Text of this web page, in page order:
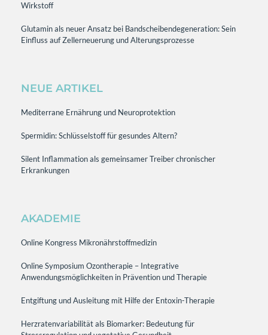
Wirkstoff
Glutamin als neuer Ansatz bei Bandscheibendegeneration: Sein
Einfluss auf Zellerneuerung und Alterungsprozesse
NEUE ARTIKEL
Mediterrane Ernährung und Neuroprotektion
Spermidin: Schlüsselstoff für gesundes Altern?
Silent Inflammation als gemeinsamer Treiber chronischer
Erkrankungen
AKADEMIE
Online Kongress Mikronährstoffmedizin
Online Symposium Ozontherapie – Integrative
Anwendungsmöglichkeiten in Prävention und Therapie
Entgiftung und Ausleitung mit Hilfe der Entoxin-Therapie
Herzratenvariabilität als Biomarker: Bedeutung für